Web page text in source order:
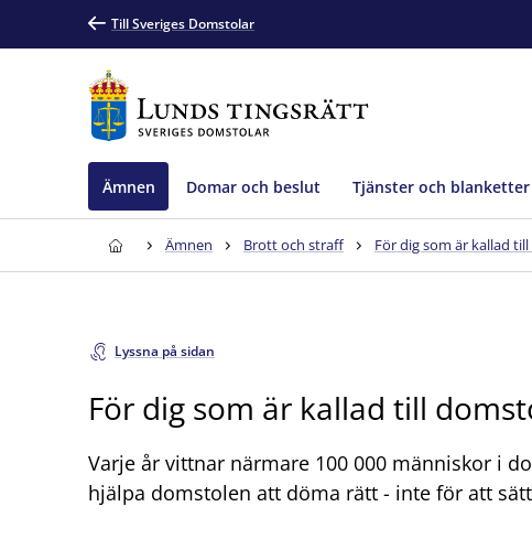
Till Sveriges Domstolar
Ämnen Domar och beslut Tjänster och blanketter
Ämnen Brott och straff För dig som är kallad
Lyssna på sidan
För dig som är kallad till
Varje år vittnar närmare 100 000 människor i
hjälpa domstolen att döma rätt - inte för att